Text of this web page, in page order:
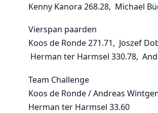
Kenny Kanora 268.28, Michael
Vierspan paarden
Koos de Ronde 271.71, Joszef
Herman ter Harmsel 330.78,
Team Challenge
Koos de Ronde / Andreas
Herman ter Harmsel 33.60